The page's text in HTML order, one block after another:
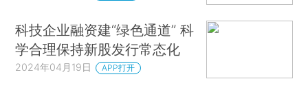
科技企业融资建“绿色通道” 科
学合理保持新股发行常态化
2024年04月19日 APP打开